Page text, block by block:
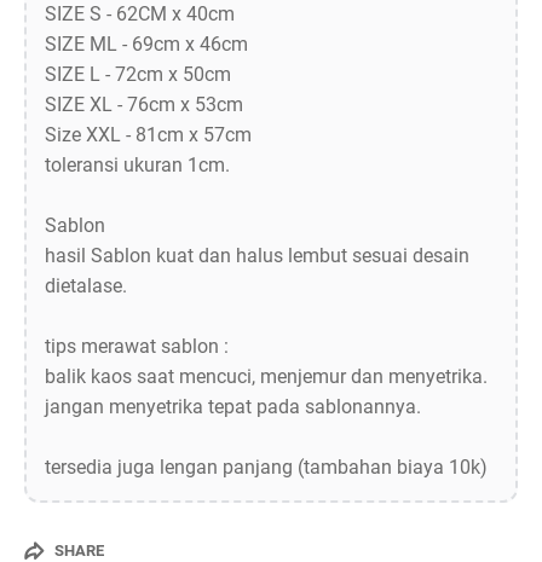
SIZE S - 62CM x 40cm
SIZE ML - 69cm x 46cm
SIZE L - 72cm x 50cm
SIZE XL - 76cm x 53cm
Size XXL - 81cm x 57cm
toleransi ukuran 1cm.
Sablon
hasil Sablon kuat dan halus lembut sesuai desain
dietalase.
tips merawat sablon :
balik kaos saat mencuci, menjemur dan menyetrika.
jangan menyetrika tepat pada sablonannya.
tersedia juga lengan panjang (tambahan biaya 10k)
SHARE